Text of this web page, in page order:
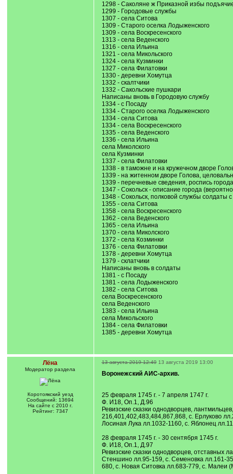
1298 - Саколяне ж Приказной избы
1299 - Городовые службы
1307 - села Ситова
1309 - Старого оселка Лодыженского
1309 - села Воскресенского
1313 - села Веденского
1316 - села Ильина
1321 - села Микольского
1324 - села Кузминки
1327 - села Филатовки
1330 - деревни Хомутца
1332 - скалтчики
1332 - Сакольские пушкари
Написаны вновь в Городовую службу
1334 - с Посаду
1334 - Старого оселка Лодыженского
1334 - села Ситова
1334 - села Воскресенского
1335 - села Веденского
1336 - села Ильина
села Миколского
села Кузминки
1337 - села Филатовки
1338 - в таможне и на кружечном дворе
1339 - на житенном дворе Голова,
1339 - перечневые сведения, роспись города
1347 - Сокольск - описание города
1348 - Сокольск, полковой службы солдаты
1355 - села Ситова
1358 - села Воскресенского
1362 - села Веденского
1365 - села Ильина
1370 - села Миколского
1372 - села Козминки
1376 - села Филатовки
1378 - деревни Хомутца
1379 - склатчики
Написаны вновь в солдаты
1381 - с Посаду
1381 - села Лодыженского
1382 - села Ситова
села Воскресенского
села Веденского
1383 - села Ильина
села Микольского
1384 - села Филатовки
1385 - деревни Хомутца
Лёна
Модератор раздела
Коротоякский уезд
Сообщений: 13694
На сайте с 2010 г.
Рейтинг: 7347
13 августа 2019 12:49 13 августа 2019 13:00
Воронежский АИС-архив.
25 февраля 1745 г. - 7 апреля 1747 г.
Ф. И18, Оп.1, Д.96
Ревизские сказки однодворцев,
216,401,402,483,484,867,868, с. Ерлуково
Лосиная Лука лл.1032-1160, с. Яблонец
28 февраля 1745 г. - 30 сентября 1745 г.
Ф. И18, Оп.1, Д.97
Ревизские сказки однодворцев, отставных
Стеншино лл.95-159, с. Семеновка лл.161-
680, с. Новая Ситовка лл.683-779, с. Малеи